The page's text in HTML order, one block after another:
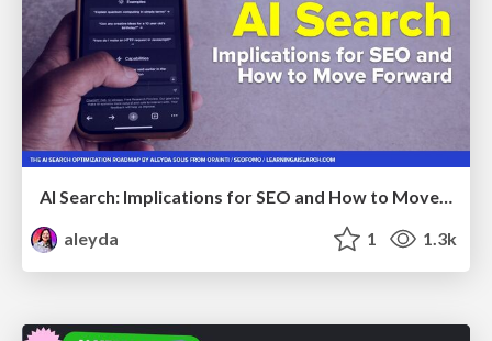
AI Search: Implications for SEO and How to Move Forward - #ShenzhenSEOConference
aleyda
1 1.3k